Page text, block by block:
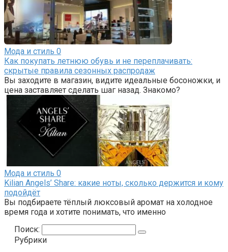
Мода и стиль 0
Как покупать летнюю обувь и не переплачивать:
скрытые правила сезонных распродаж
Вы заходите в магазин, видите идеальные босоножки, и
цена заставляет сделать шаг назад. Знакомо?
Мода и стиль 0
Kilian Angels’ Share: какие ноты, сколько держится и кому
подойдёт
Вы подбираете тёплый люксовый аромат на холодное
время года и хотите понимать, что именно
Поиск:
Рубрики